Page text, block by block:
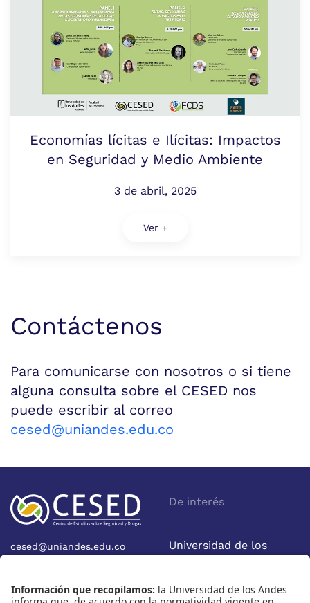
Economías lícitas e Ilícitas: Impactos
en Seguridad y Medio Ambiente
3 de abril, 2025
Ver +
Contáctenos
Para comunicarse con nosotros o si tiene
alguna consulta sobre el CESED nos
puede escribir al correo
cesed@uniandes.edu.co
cesed@uniandes.edu.co
Bogotá - Colombia
De interés
Universidad de los
Facultad de Economía